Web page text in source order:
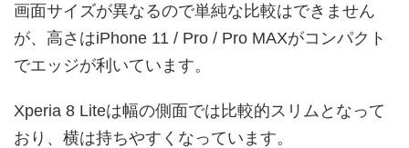
画面サイズが異なるので単純な比較はできません
が、高さはiPhone 11 / Pro / Pro MAXがコンパクト
でエッジが利いています。
Xperia 8 Liteは幅の側面では比較的スリムとなって
おり、横は持ちやすくなっています。